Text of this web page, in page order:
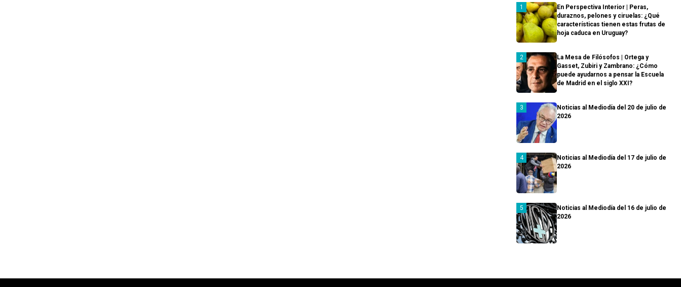
En Perspectiva Interior | Peras,
duraznos, pelones y ciruelas: ¿Qué
características tienen estas frutas de
hoja caduca en Uruguay?
La Mesa de Filósofos | Ortega y
Gasset, Zubiri y Zambrano: ¿Cómo
puede ayudarnos a pensar la Escuela
de Madrid en el siglo XXI?
Noticias al Mediodía del 20 de julio de
2026
Noticias al Mediodía del 17 de julio de
2026
Noticias al Mediodía del 16 de julio de
2026